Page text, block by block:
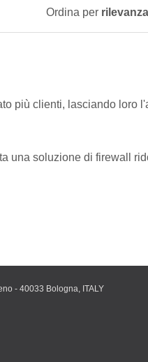
Ordina per rilevanza
più clienti, lasciando loro
una soluzione di firewall
- 40033 Bologna, ITALY